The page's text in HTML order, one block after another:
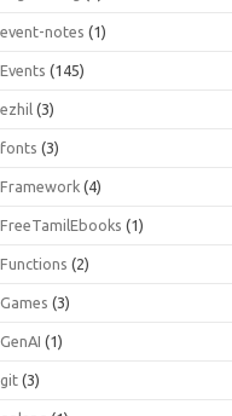
event-notes (1)
Events (145)
ezhil (3)
fonts (3)
Framework (4)
FreeTamilEbooks (1)
Functions (2)
Games (3)
GenAI (1)
git (3)